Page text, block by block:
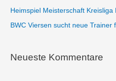
Heimspiel Meisterschaft Kreisliga
BWC Viersen sucht neue Trainer
Neueste Kommentare